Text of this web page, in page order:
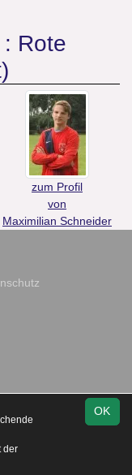
Rote
zum Profil
von
Maximilian Schneider
OK
der